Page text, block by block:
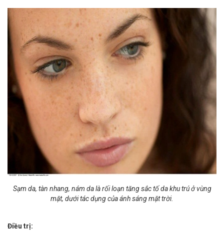
Sạm da, tàn nhang, nám da là rối loạn tăng sắc tố da khu trú ở vùng
mặt, dưới tác dụng của ánh sáng mặt trời.
Điều trị: